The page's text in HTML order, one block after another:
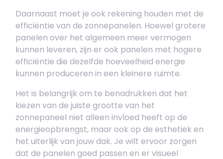
Daarnaast moet je ook rekening houden met de
efficiëntie van de zonnepanelen. Hoewel grotere
panelen over het algemeen meer vermogen
kunnen leveren, zijn er ook panelen met hogere
efficiëntie die dezelfde hoeveelheid energie
kunnen produceren in een kleinere ruimte.
Het is belangrijk om te benadrukken dat het
kiezen van de juiste grootte van het
zonnepaneel niet alleen invloed heeft op de
energieopbrengst, maar ook op de esthetiek en
het uiterlijk van jouw dak. Je wilt ervoor zorgen
dat de panelen goed passen en er visueel